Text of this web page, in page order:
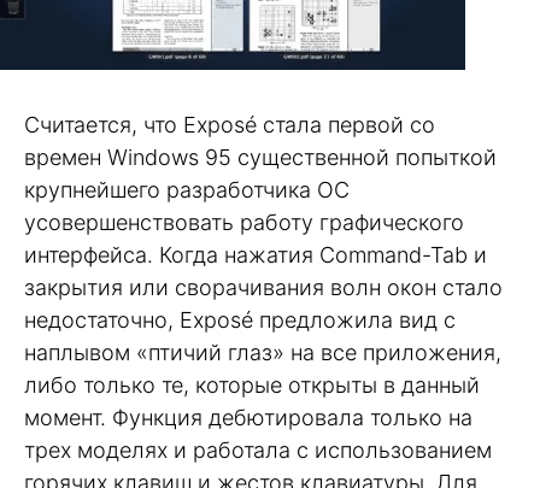
Считается, что Exposé стала первой со
времен Windows 95 существенной попыткой
крупнейшего разработчика ОС
усовершенствовать работу графического
интерфейса. Когда нажатия Command-Tab и
закрытия или сворачивания волн окон стало
недостаточно, Exposé предложила вид с
наплывом «птичий глаз» на все приложения,
либо только те, которые открыты в данный
момент. Функция дебютировала только на
трех моделях и работала с использованием
горячих клавиш и жестов клавиатуры. Для